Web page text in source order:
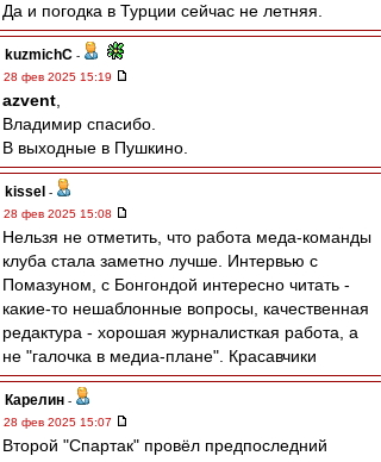
Да и погодка в Турции сейчас не летняя.
kuzmichC -
28 фев 2025 15:19
azvent
Владимир спасибо.
В выходные в Пушкино.
kissel -
28 фев 2025 15:08
Нельзя не отметить, что работа меда-команды
клуба стала заметно лучше. Интервью с
Помазуном, с Бонгондой интересно читать -
какие-то нешаблонные вопросы, качественная
редактура - хорошая журналисткая работа, а
не "галочка в медиа-плане". Красавчики
Карелин -
28 фев 2025 15:07
Второй "Спартак" провёл предпоследний